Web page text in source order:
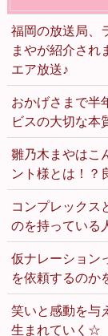
福岡の放送局、
まやが紹介され
エア放送♪
おかげさまで半
ビスの大切な本
雛乃木まやはこ
ント様とは！
コンプレックス
のを持っている
仮ナレーション
を依頼するのか
笑いと感動を与
生まれていく☆